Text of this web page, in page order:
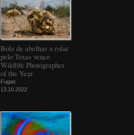
Bola de abelhas a rolar
pelo Texas vence
Wildlife Photographer
of the Year
Fugas
13.10.2022